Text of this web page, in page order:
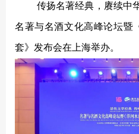
贵酒黔春酒系列
文创产品
星贵系列
传扬名著经典，赓续中
名著与名酒文化高峰论坛暨
套》发布会在上海举办。